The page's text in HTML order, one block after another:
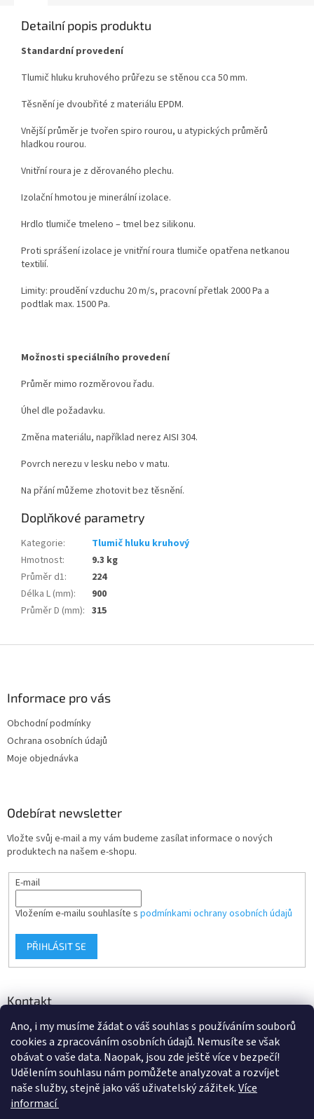
Ano, i my musíme žádat o váš souhlas s používáním souborů
cookies a zpracováním osobních údajů. Nemusíte se však
obávat o vaše data. Naopak, jsou zde ještě více v bezpečí!
Udělením souhlasu nám pomůžete analyzovat a rozvíjet
naše služby, stejně jako váš uživatelský zážitek.Více
informací
Detailní popis produktu
Standardní provedení
Tlumič hluku kruhového průřezu se stěnou cca 50 mm.
Těsnění je dvoubřité z materiálu EPDM.
Vnější průměr je tvořen spiro rourou, u atypických průměrů
hladkou rourou.
Vnitřní roura je z děrovaného plechu.
Izolační hmotou je minerální izolace.
Hrdlo tlumiče tmeleno – tmel bez silikonu.
Proti sprášení izolace je vnitřní roura tlumiče opatřena netkanou
textilií.
Limity: proudění vzduchu 20 m/s, pracovní přetlak 2000 Pa a
podtlak max. 1500 Pa.
Možnosti speciálního provedení
Průměr mimo rozměrovou řadu.
Úhel dle požadavku.
Změna materiálu, například nerez AISI 304.
Povrch nerezu v lesku nebo v matu.
Na přání můžeme zhotovit bez těsnění.
Doplňkové parametry
Kategorie:
Tlumič hluku kruhový
Hmotnost:
9.3 kg
Průměr d1:
224
Délka L (mm):
900
Průměr D (mm): 315
Informace pro vás
Obchodní podmínky
Ochrana osobních údajů
Moje objednávka
Odebírat newsletter
Vložte svůj e-mail a my vám budeme zasílat informace o nových
produktech na našem e-shopu.
E-mail
Vložením e-mailu souhlasíte s podmínkami ochrany osobních údajů
PŘIHLÁSIT SE
Kontakt
info@d-klima.cz
+420 517 357 288